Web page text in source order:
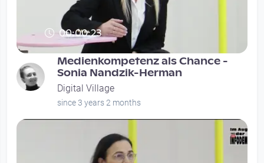
00:00:23
Medienkompetenz als Chance -
Sonia Nandzik-Herman
Digital Village
since 3 years 2 months